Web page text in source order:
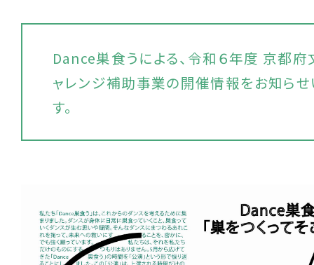
Dance巣食うによる、令和６年度 京都
ャレンジ補助事業の開催情報をお知らせ
す。